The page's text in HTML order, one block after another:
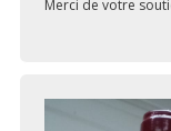
Merci de votre